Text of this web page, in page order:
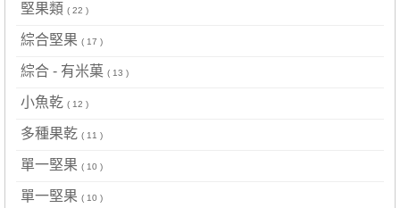
堅果類 ( 22 )
綜合堅果 ( 17 )
綜合 - 有米菓 ( 13 )
小魚乾 ( 12 )
多種果乾 ( 11 )
單一堅果 ( 10 )
單一堅果 ( 10 )